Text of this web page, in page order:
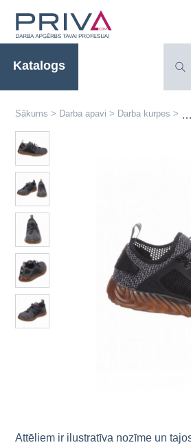
Katalogs
Sākums > Darba apavi > Darba kurpes >
Attēliem ir ilustratīva nozīme un